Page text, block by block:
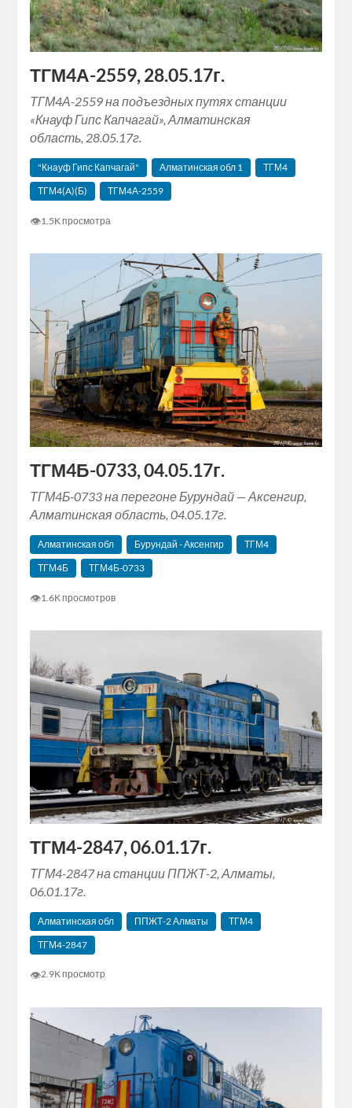
ТГМ4А-2559, 28.05.17г.
ТГМ4А-2559 на подъездных путях станции
«Кнауф Гипс Капчагай», Алматинская
область, 28.05.17г.
"Кнауф Гипс Капчагай" Алматинская‬ обл 1
ТГМ4
ТГМ4(A)(Б)
ТГМ4А-2559
👁1.5K просмотра
ТГМ4Б-0733, 04.05.17г.
ТГМ4Б-0733 на перегоне Бурундай — Аксенгир,
Алматинская область, 04.05.17г.
Алматинская обл Бурундай - Аксенгир
ТГМ4
ТГМ4Б
ТГМ4Б-0733
👁1.6K просмотров
ТГМ4-2847, 06.01.17г.
ТГМ4-2847 на станции ППЖТ-2, Алматы,
06.01.17г.
Алматинская обл ППЖТ-2 Алматы
ТГМ4
ТГМ4-2847
👁2.9K просмотр